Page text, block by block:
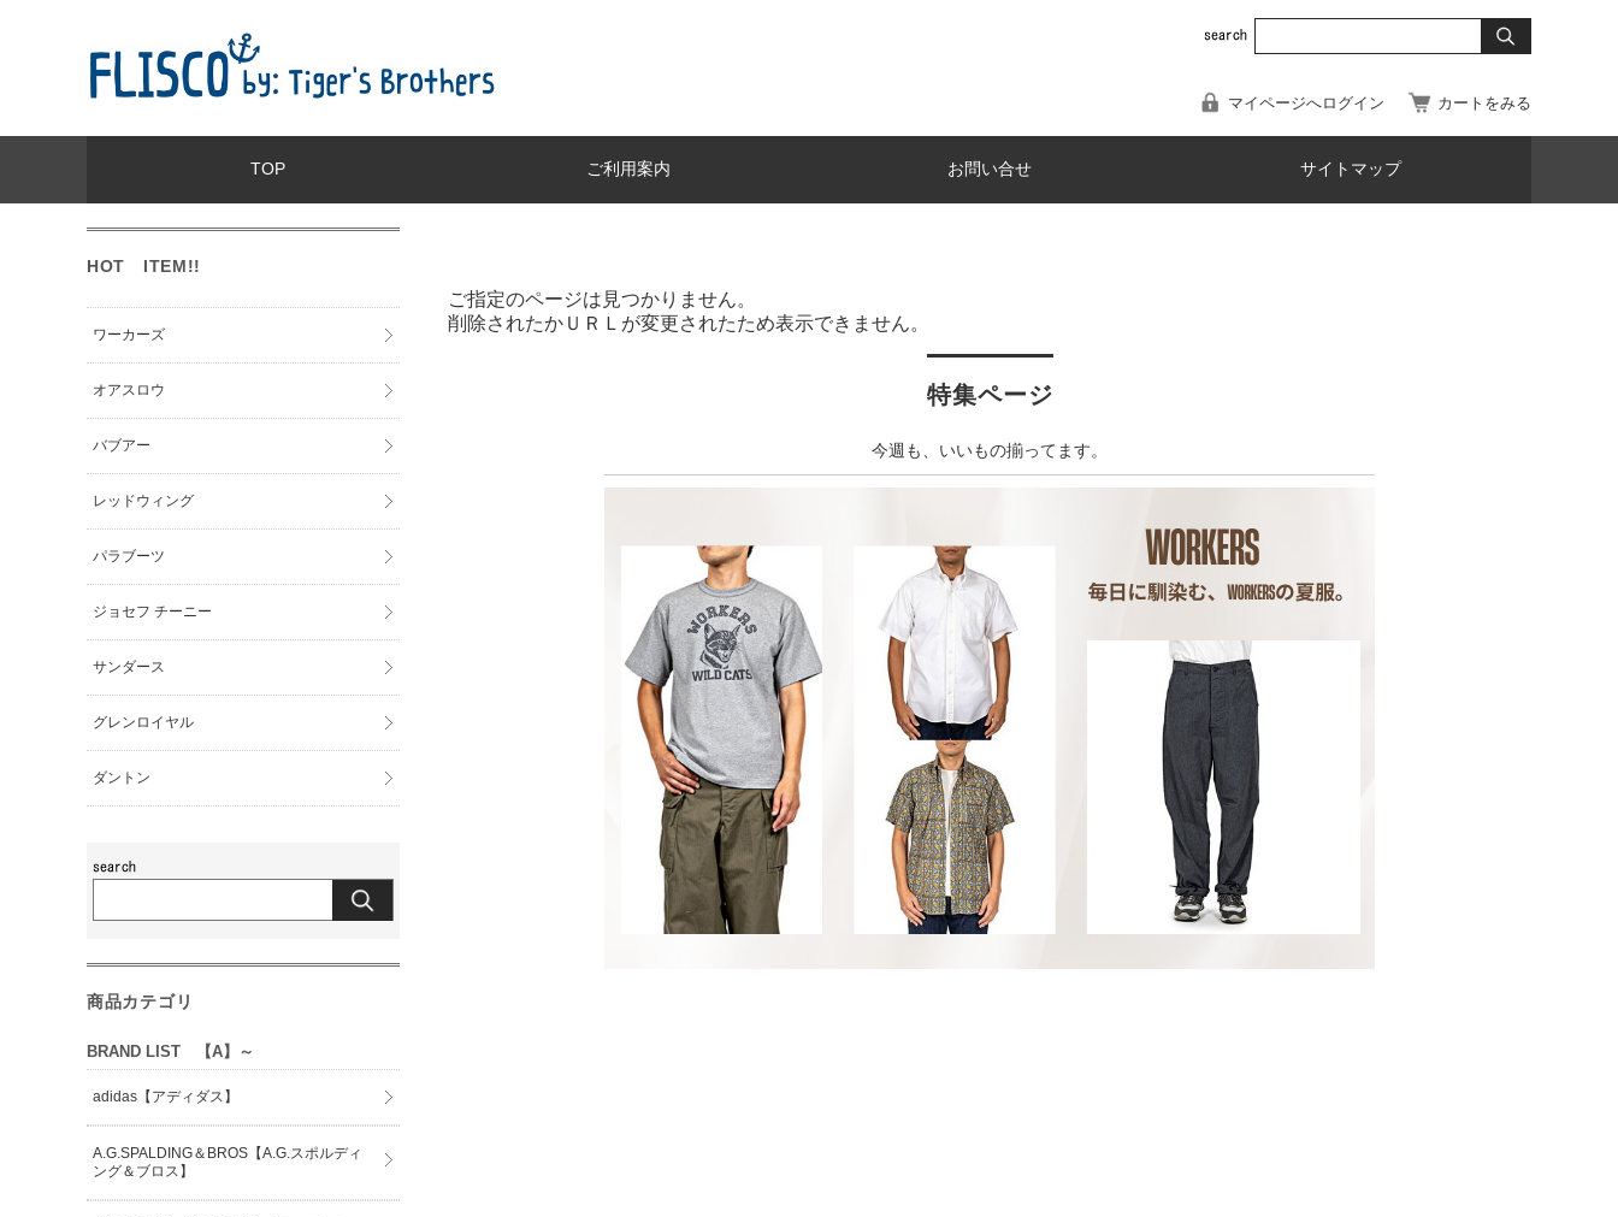
マイページへログイン カートをみる
TOP ご利用案内 お問い合せ サイトマップ
ご指定のページは見つかりません。
削除されたかＵＲＬが変更されたため表示できません。
特集ページ
今週も、いいもの揃ってます。
HOT ITEM!!
ワーカーズ
オアスロウ
バブアー
レッドウィング
パラブーツ
ジョセフ チーニー
サンダース
グレンロイヤル
ダントン
商品カテゴリ
BRAND LIST 【A】～
adidas【アディダス】
A.G.SPALDING＆BROS【A.G.スポルディ
ング＆ブロス】